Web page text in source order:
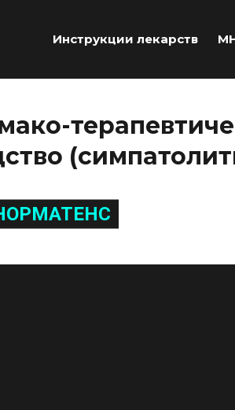
Инструкции лекарств